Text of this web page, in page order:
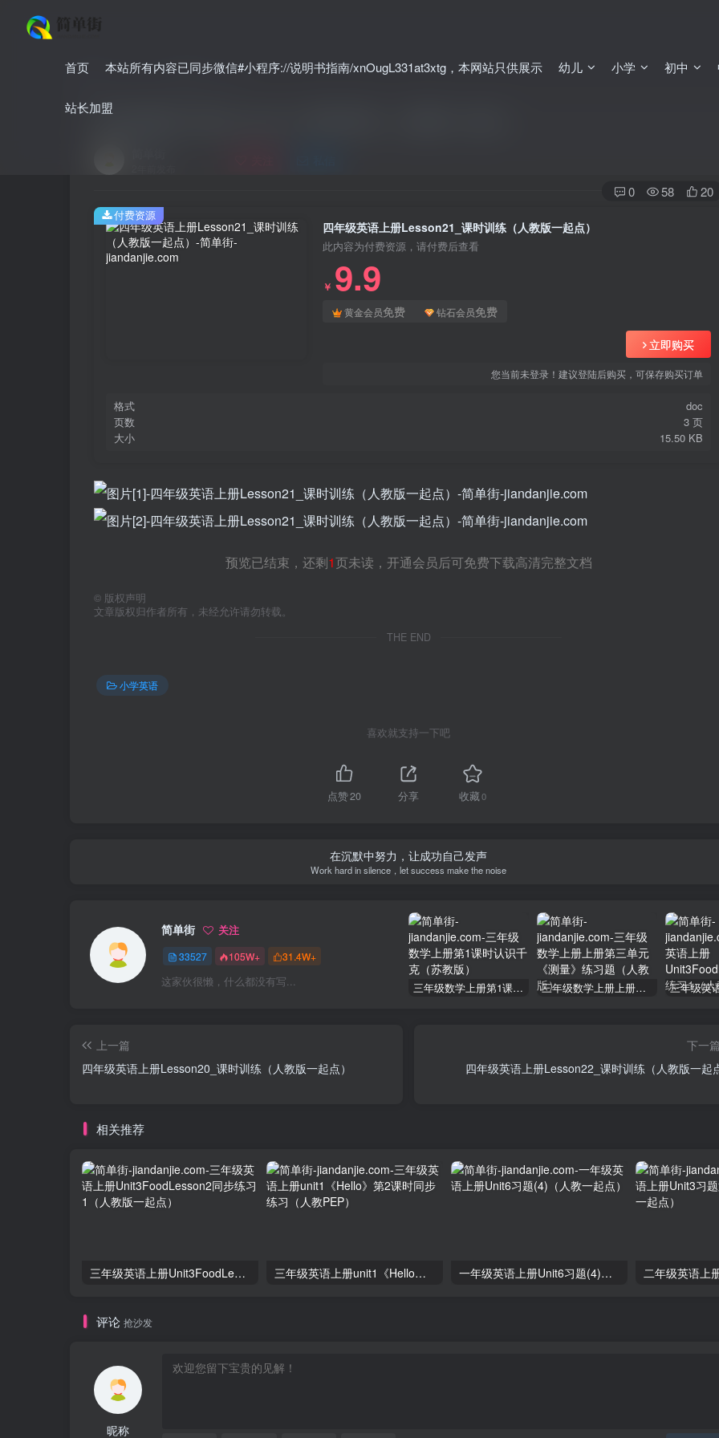
首页 本站所有内容已同步微信#小程序://说明书指南/xnOugL331at3xtg，本网站只供展示 幼儿 小学 初中
站长加盟
首页 小学 小学英语 正文
四年级英语上册Lesson21_课时训练（人教版一起点）
0 58 20
四年级英语上册Lesson21_课时训练（人教版一起点）
此内容为付费资源，请付费后查看
￥ 9.9
黄金会员免费 钻石会员免费
立即购买
您当前未登录！建议登陆后购买，可保存购买订单
格式
doc
页数
3 页
大小
15.50 KB
付费资源
预览已结束，还剩1页未读，开通会员后可免费下载高清完整文档
© 版权声明
文章版权归作者所有，未经允许请勿转载。
THE END
小学英语
喜欢就支持一下吧
点赞20 分享 收藏0
在沉默中努力，让成功自己发声
Work hard in silence，let success make the noise
简单街 关注
33527 105W+ 31.4W+
这家伙很懒，什么都没有写... 三年级数学上册第1课时认识千克（苏教版） 三年级数学上册上册第三单元《测量》练习题（人教版）
上一篇
四年级英语上册Lesson20_课时训练（人教版一起点）
下一篇
四年级英语上册Lesson22_课时训练（人教版一起
相关推荐
三年级英语上册Unit3FoodLesson2同步练习1（人教版一起点） 三年级英语上册unit1《Hello》第2课时同步练习（人教PEP） 一年级英语上册Unit6习题(4)（人教一起点）
评论 抢沙发
昵称